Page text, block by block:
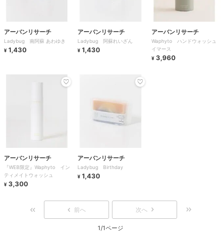
アーバンリサーチ
Ladybug 南阿蘇 あわゆき
¥ 1,430
アーバンリサーチ
Ladybug 阿蘇れいざん
¥ 1,430
アーバンリサーチ
Waphyto ハンドウォッシュ
イマース
¥ 3,960
アーバンリサーチ
『WEB限定』Waphyto イン
ティメイトウォッシュ
¥ 3,300
アーバンリサーチ
Ladybug Birthday
¥ 1,430
前へ 次へ
1/1ページ